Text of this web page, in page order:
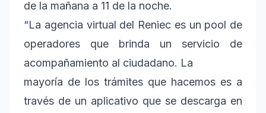
de la mañana a 11 de la noche.
“La agencia virtual del Reniec es un pool de
operadores que brinda un servicio de
acompañamiento al ciudadano. La
mayoría de los trámites que hacemos es a
través de un aplicativo que se descarga en